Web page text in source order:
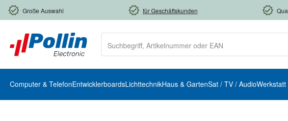
Hauptinhalt springen
Zur Suche springen
Zur Hauptnavigation springen
Große Auswahl für Geschäftskunden
Computer & TelefonEntwicklerboardsLichttechnikHaus & GartenSat / TV / AudioWerkstatt